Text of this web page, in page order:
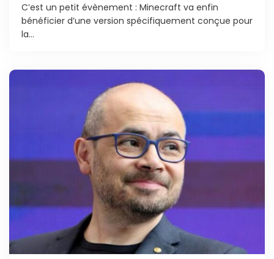
C’est un petit évènement : Minecraft va enfin
bénéficier d’une version spécifiquement conçue pour
la...